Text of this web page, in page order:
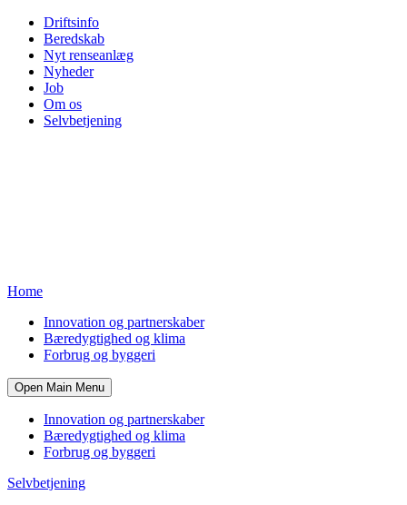
Driftsinfo
Beredskab
Nyt renseanlæg
Nyheder
Job
Om os
Selvbetjening
Home
Innovation og partnerskaber
Bæredygtighed og klima
Forbrug og byggeri
Open Main Menu
Innovation og partnerskaber
Bæredygtighed og klima
Forbrug og byggeri
Selvbetjening